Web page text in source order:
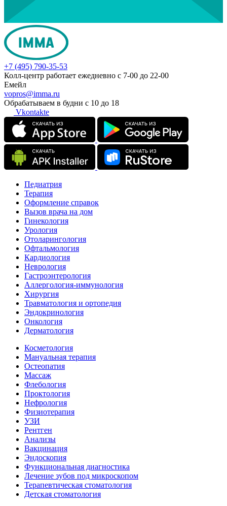
+7 (495) 790-35-53
Колл-центр работает ежедневно с 7-00 до 22-00
Емейл
vopros@imma.ru
Обрабатываем в будни с 10 до 18
Vkontakte
Педиатрия
Терапия
Оформление справок
Вызов врача на дом
Гинекология
Урология
Отоларингология
Офтальмология
Кардиология
Неврология
Гастроэнтерология
Аллергология-иммунология
Хирургия
Травматология и ортопедия
Эндокринология
Онкология
Дерматология
Косметология
Мануальная терапия
Остеопатия
Массаж
Флебология
Проктология
Нефрология
Физиотерапия
УЗИ
Рентген
Анализы
Вакцинация
Эндоскопия
Функциональная диагностика
Лечение зубов под микроскопом
Терапевтическая стоматология
Детская стоматология